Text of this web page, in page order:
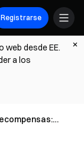
Registrarse
desde EE.
a los